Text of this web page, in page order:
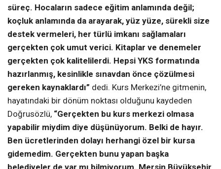
süreç. Hocaların sadece eğitim anlamında değil;
koçluk anlamında da arayarak, yüz yüze, sürekli size
destek vermeleri, her türlü imkanı sağlamaları
gerçekten çok umut verici. Kitaplar ve denemeler
gerçekten çok kalitelilerdi. Hepsi YKS formatında
hazırlanmış, kesinlikle sınavdan önce çözülmesi
gereken kaynaklardı” dedi. Kurs Merkezi’ne gitmenin,
hayatındaki bir dönüm noktası olduğunu kaydeden
Doğrusözlü, “Gerçekten bu kurs merkezi olmasa
yapabilir miydim diye düşünüyorum. Belki de hayır.
Ben ücretlerinden dolayı herhangi özel bir kursa
gidemedim. Gerçekten bunu yapan başka